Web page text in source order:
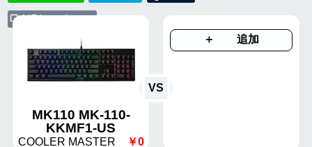
URLコピー
MK110 MK-110-
KKMF1-US
COOLER MASTER ￥0
VS
＋ 追加